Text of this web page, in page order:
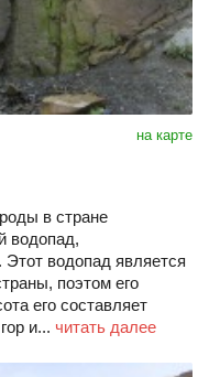
на карте
в стране
водопад,
водопад является
поэтом его
его составляет
и... читать далее